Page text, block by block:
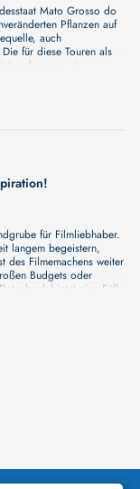
Mato Grosso do
Pflanzen auf
auch
für diese Touren als
dagegen ein
Plantagen,
für Filmliebhaber.
langem begeistern,
des Filmemachens weiter
Budgets oder
bietet eine Fülle
Beim Durchstöbern
die Sie erkunden